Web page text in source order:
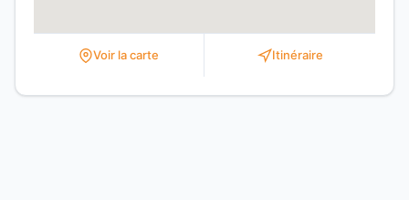
Voir la carte Itinéraire